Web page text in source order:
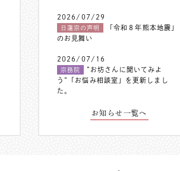
2026/07/29
日蓮宗の声明
「令和８年熊本地震」
のお見舞い
2026/07/16
宗務院
”お坊さんに聞いてみよ
う”「お悩み相談室」を更新しまし
た。
お知らせ一覧へ